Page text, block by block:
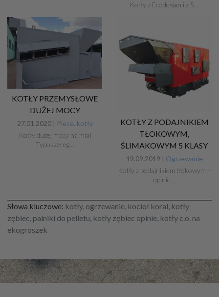
Kotły z Ecodesign i z 5…
KOTŁY PRZEMYSŁOWE
DUŻEJ MOCY
27.01.2020 | Piece, kotły
Kotły dużej mocy na miał
Typoszereg…
KOTŁY Z PODAJNIKIEM
TŁOKOWYM,
ŚLIMAKOWYM 5 KLASY
19.09.2019 | Ogrzewanie
Kotły z podajnikiem tłokowym –
opinie…
Słowa kluczowe: kotły, ogrzewanie, kocioł koral, kotły
zębiec, palniki do pelletu, kotły zębiec opinie, kotły c.o. na
ekogroszek